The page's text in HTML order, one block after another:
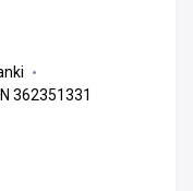
362351331